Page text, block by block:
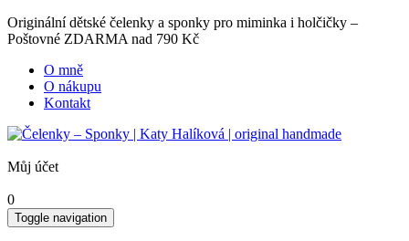
Originální dětské čelenky a sponky pro miminka i holčičky –
Poštovné ZDARMA nad 790 Kč
O mně
O nákupu
Kontakt
Můj účet
0
Toggle navigation